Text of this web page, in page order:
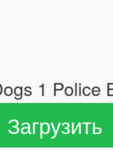
1 Police
Загрузить